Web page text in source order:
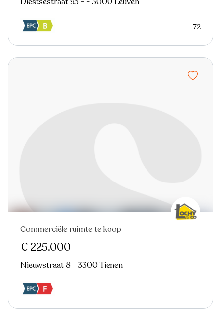
72
Nieuw
Commerciële ruimte te koop
€ 225.000
Nieuwstraat 8 - 3300 Tienen